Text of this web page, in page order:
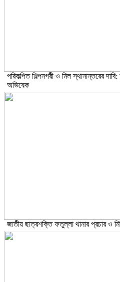
পরিকল্পিত শিল্পনগরী ও মিল স্থানান্তরের
অভিষেক
জাতীয় ছাত্রশক্তি ফতুল্লা থানার প্রচার ও